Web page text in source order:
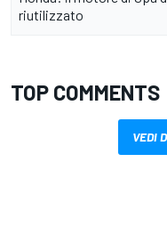
riutilizzato
TOP COMMENTS
VEDI